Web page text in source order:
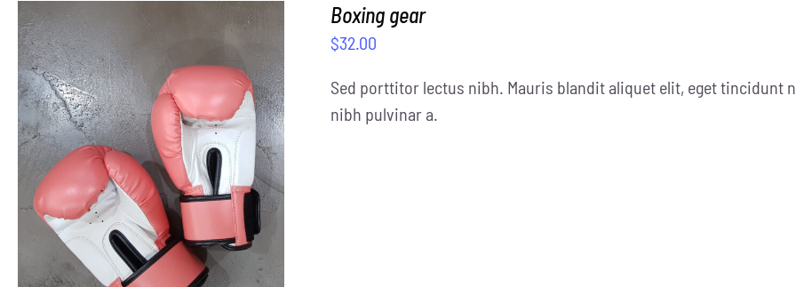
SELECT OPTIONS / DETAILS
Boxing gear
$32.00
Sed porttitor lectus nibh. Mauris blandit aliquet elit, eget tincidunt
nibh pulvinar a.